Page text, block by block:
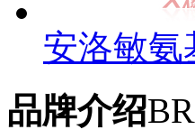
安洛敏氨
品牌介绍